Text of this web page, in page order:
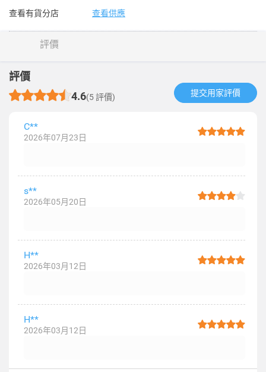
查看有貨分店 查看供應
評價
評價
4.6(5 評價) 提交用家評價​
C**
2026年07月23日
s**
2026年05月20日
H**
2026年03月12日
H**
2026年03月12日